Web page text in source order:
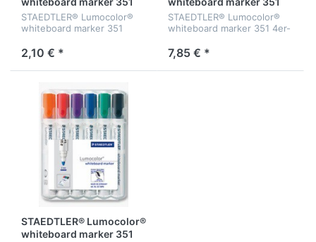
STAEDTLER® Lumocolor®
whiteboard marker 351
2,10 € *
STAEDTLER® Lumocolor®
whiteboard marker 351 4er-
7,85 € *
STAEDTLER® Lumocolor®
whiteboard marker 351